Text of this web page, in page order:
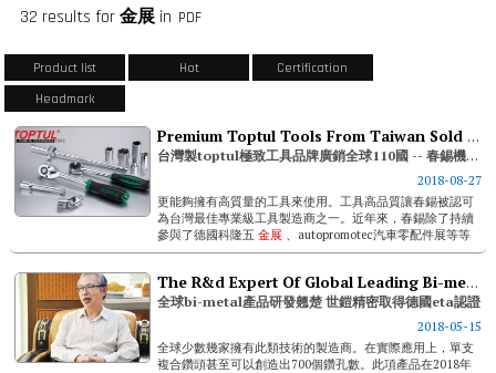
32 results for金展in PDF
Product list Hot
Certification
Headmark
Premium Toptul Tools From Taiwan Sold To 110 Countries Worldwide -- Rotar Machinery Industrial Co., Ltd.
台灣製toptul極致工具品牌廣銷全球110國 -- 春錫機械工業股份有限公司
2018-08-27
更能夠擁有高質量的工具來使用。工具高品質讓春錫被認可
為台灣最佳專業級工具製造商之一。近年來，春錫除了持續
參與了德國科隆五 金展
、autopromotec汽車零配件展等等
國際展會，來增加品牌的海外曝光。前瞻未來，春錫更透露
The R&d Expert Of Global Leading Bi-metal Products - Sheh Kai Precison Co., Ltd. Receives Eta From Germany
全球bi-metal產品研發翹楚 世鎧精密取得德國eta認證
2018-05-15
全球少數幾家擁有此類技術的製造商。在實際應用上，單支
複合鑽頭甚至可以創造出700個鑽孔數。此項產品在2018年